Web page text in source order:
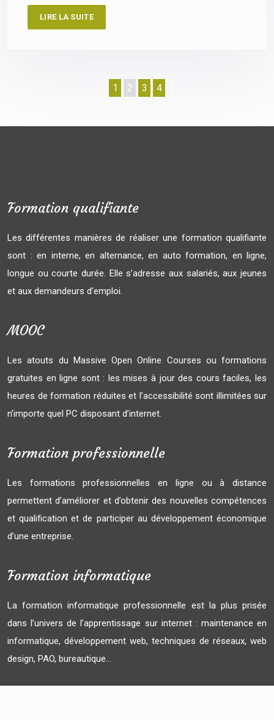
LIRE LA SUITE
1 2 3 4
Formation qualifiante
Les différentes manières de réaliser une formation qualifiante
sont : en interne, en alternance, en auto formation, en ligne,
longue ou courte durée. Elle s’adresse aux salariés, aux jeunes
et aux demandeurs d’emploi.
MOOC
Les atouts du Massive Open Online Courses ou formations
gratuites en ligne sont : les mises à jour des cours faciles, les
heures de formation réduites et l’accessibilité sont illimitées sur
n’importe quel PC disposant d’internet.
Formation professionnelle
Les formations professionnelles en ligne ou à distance
permettent d’améliorer et d’obtenir des nouvelles compétences
et qualification et de participer au développement économique
d’une entreprise.
Formation informatique
La formation informatique professionnelle est la plus prisée
dans l’univers de l’apprentissage sur internet : maintenance en
informatique, développement web, techniques de réseaux, web
design, PAO, bureautique…